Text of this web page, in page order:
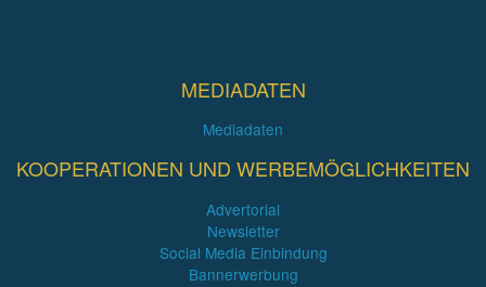
MEDIADATEN
Mediadaten
KOOPERATIONEN UND WERBEMÖGLICHKEITEN
Advertorial
Newsletter
Social Media Einbindung
Bannerwerbung